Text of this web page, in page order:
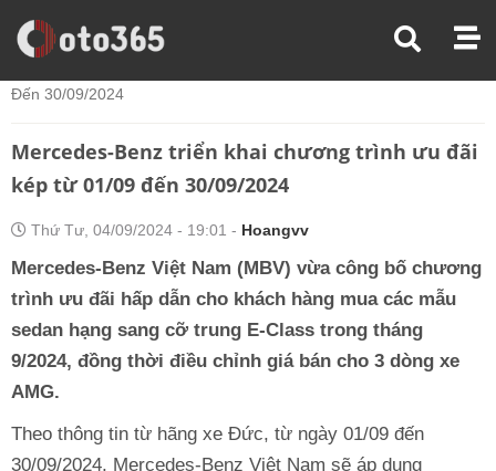
Trang Chủ
Thị Trường Xe
Đến 30/09/2024
Mercedes-Benz triển khai chương trình ưu đãi
kép từ 01/09 đến 30/09/2024
Thứ Tư, 04/09/2024 - 19:01 - Hoangvv
Mercedes-Benz Việt Nam (MBV) vừa công bố chương
trình ưu đãi hấp dẫn cho khách hàng mua các mẫu
sedan hạng sang cỡ trung E-Class trong tháng
9/2024, đồng thời điều chỉnh giá bán cho 3 dòng xe
AMG.
Theo thông tin từ hãng xe Đức, từ ngày 01/09 đến
30/09/2024, Mercedes-Benz Việt Nam sẽ áp dụng